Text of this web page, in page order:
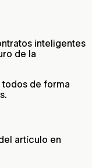
inteligentes
de la
todos de forma
artículo en